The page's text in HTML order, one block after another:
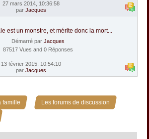
27 mars 2014, 10:36:58
par Jacques
est un monstre, et mérite donc la mort...
Démarré par Jacques
87517 Vues and 0 Réponses
13 février 2015, 10:54:10
par Jacques
famille » Les forums de discussion »